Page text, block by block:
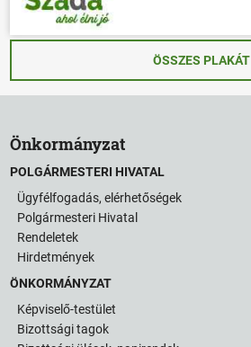
ÖSSZES PLAKÁT
Önkormányzat
POLGÁRMESTERI HIVATAL
Ügyfélfogadás, elérhetőségek
Polgármesteri Hivatal
Rendeletek
Hirdetmények
ÖNKORMÁNYZAT
Képviselő-testület
Bizottsági tagok